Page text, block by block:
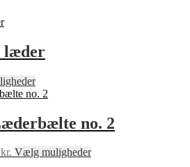
læder
Dette
vare
flere
varianter.
kan
no. 2
kr. Prisinterval:
Vælg mulighederDette